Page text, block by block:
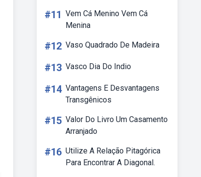
#11 Vem Cá Menino Vem Cá
Menina
#12 Vaso Quadrado De Madeira
#13 Vasco Dia Do Indio
#14 Vantagens E Desvantagens
Transgênicos
#15 Valor Do Livro Um Casamento
Arranjado
#16 Utilize A Relação Pitagórica
Para Encontrar A Diagonal.